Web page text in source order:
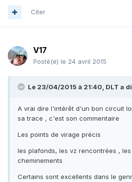
Citer
V17
Posté(e) le 24 avril 2015
Le 23/04/2015 à 21:40, DLT a
A vrai dire l'intérêt d'un bon circuit
sa trace , c'est son commentaire
Les points de virage précis
les plafonds, les vz rencontrées ,
cheminements
Certains sont excellents dans le